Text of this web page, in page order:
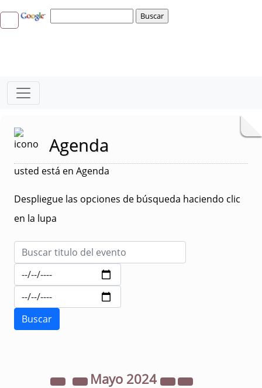
Agenda
usted está en Agenda
Despliegue las opciones de búsqueda haciendo clic
en la lupa
Mayo 2024